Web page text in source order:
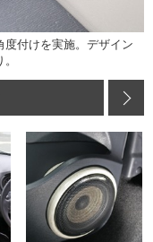
度付けを実施。デザイン